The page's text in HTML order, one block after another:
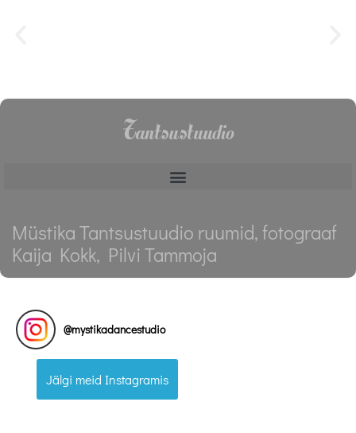
Tantsustuudio
Müstika Tantsustuudio ruumid, fotograaf
Kaija Kokk, Pilvi Tammoja
@mystikadancestudio
Jälgi meid Instagramis